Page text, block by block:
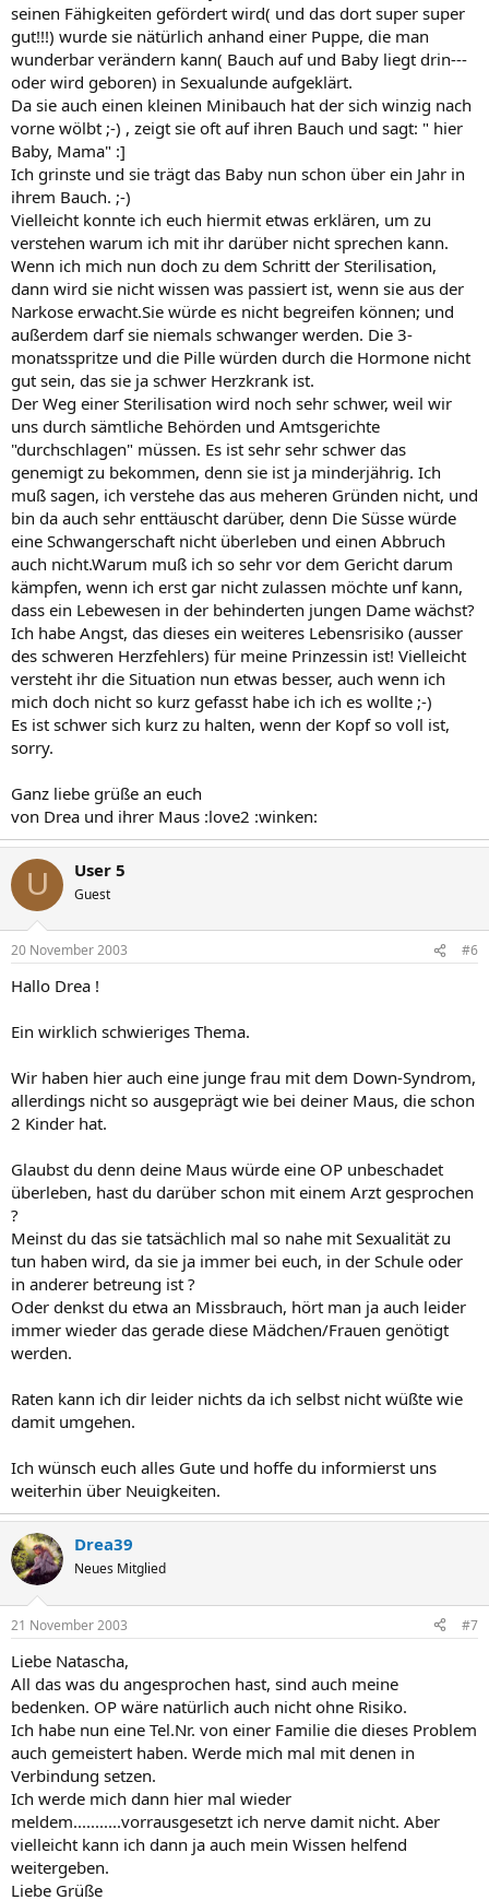
seinen Fähigkeiten gefördert wird( und das dort super super
gut!!!) wurde sie nätürlich anhand einer Puppe, die man
wunderbar verändern kann( Bauch auf und Baby liegt drin---
oder wird geboren) in Sexualunde aufgeklärt.
Da sie auch einen kleinen Minibauch hat der sich winzig nach
vorne wölbt ;-) , zeigt sie oft auf ihren Bauch und sagt: " hier
Baby, Mama" :]
Ich grinste und sie trägt das Baby nun schon über ein Jahr in
ihrem Bauch. ;-)
Vielleicht konnte ich euch hiermit etwas erklären, um zu
verstehen warum ich mit ihr darüber nicht sprechen kann.
Wenn ich mich nun doch zu dem Schritt der Sterilisation,
dann wird sie nicht wissen was passiert ist, wenn sie aus der
Narkose erwacht.Sie würde es nicht begreifen können; und
außerdem darf sie niemals schwanger werden. Die 3-
monatsspritze und die Pille würden durch die Hormone nicht
gut sein, das sie ja schwer Herzkrank ist.
Der Weg einer Sterilisation wird noch sehr schwer, weil wir
uns durch sämtliche Behörden und Amtsgerichte
"durchschlagen" müssen. Es ist sehr sehr schwer das
genemigt zu bekommen, denn sie ist ja minderjährig. Ich
muß sagen, ich verstehe das aus meheren Gründen nicht, und
bin da auch sehr enttäuscht darüber, denn Die Süsse würde
eine Schwangerschaft nicht überleben und einen Abbruch
auch nicht.Warum muß ich so sehr vor dem Gericht darum
kämpfen, wenn ich erst gar nicht zulassen möchte unf kann,
dass ein Lebewesen in der behinderten jungen Dame wächst?
Ich habe Angst, das dieses ein weiteres Lebensrisiko (ausser
des schweren Herzfehlers) für meine Prinzessin ist! Vielleicht
versteht ihr die Situation nun etwas besser, auch wenn ich
mich doch nicht so kurz gefasst habe ich ich es wollte ;-)
Es ist schwer sich kurz zu halten, wenn der Kopf so voll ist,
sorry.
Ganz liebe grüße an euch
von Drea und ihrer Maus :love2 :winken:
U User 5
Guest
20 November 2003 #6
Hallo Drea !
Ein wirklich schwieriges Thema.
Wir haben hier auch eine junge frau mit dem Down-Syndrom,
allerdings nicht so ausgeprägt wie bei deiner Maus, die schon
2 Kinder hat.
Glaubst du denn deine Maus würde eine OP unbeschadet
überleben, hast du darüber schon mit einem Arzt gesprochen
?
Meinst du das sie tatsächlich mal so nahe mit Sexualität zu
tun haben wird, da sie ja immer bei euch, in der Schule oder
in anderer betreung ist ?
Oder denkst du etwa an Missbrauch, hört man ja auch leider
immer wieder das gerade diese Mädchen/Frauen genötigt
werden.
Raten kann ich dir leider nichts da ich selbst nicht wüßte wie
damit umgehen.
Ich wünsch euch alles Gute und hoffe du informierst uns
weiterhin über Neuigkeiten.
Drea39
Neues Mitglied
21 November 2003 #7
Liebe Natascha,
All das was du angesprochen hast, sind auch meine
bedenken. OP wäre natürlich auch nicht ohne Risiko.
Ich habe nun eine Tel.Nr. von einer Familie die dieses Problem
auch gemeistert haben. Werde mich mal mit denen in
Verbindung setzen.
Ich werde mich dann hier mal wieder
meldem...........vorrausgesetzt ich nerve damit nicht. Aber
vielleicht kann ich dann ja auch mein Wissen helfend
weitergeben.
Liebe Grüße